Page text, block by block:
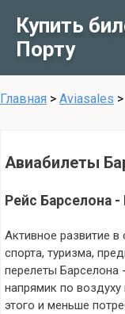
Купить
Порту
Главная > Aviasales >
Авиабилеты
Рейс Барселона -
Активное развитие в
спорта, туризма,
перелеты Барселона
напрямик по
этого и меньше